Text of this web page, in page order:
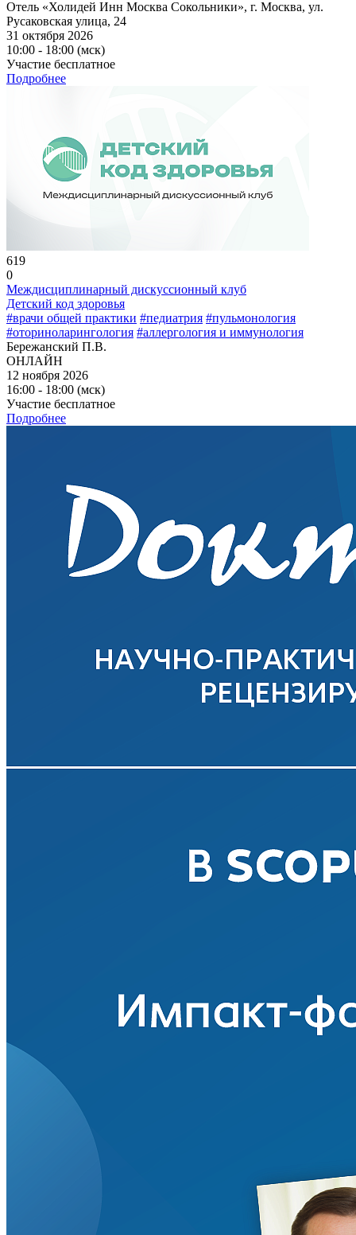
Отель «Холидей Инн Москва Сокольники», г. Москва, ул.
Русаковская улица, 24
31 октября 2026
10:00 - 18:00 (мск)
Участие бесплатное
Подробнее
619
0
Междисциплинарный дискуссионный клуб
Детский код здоровья
#врачи общей практики #педиатрия #пульмонология
#оториноларингология #аллергология и иммунология
Бережанский П.В.
ОНЛАЙН
12 ноября 2026
16:00 - 18:00 (мск)
Участие бесплатное
Подробнее